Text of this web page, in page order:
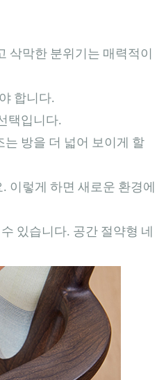
삭막한 분위기는 매력적이
합니다.
택입니다.
방을 더 넓어 보이게 할
이렇게 하면 새로운 환경에
있습니다. 공간 절약형 네